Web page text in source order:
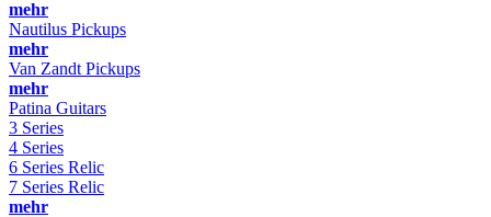
mehr
Nautilus Pickups
mehr
Van Zandt Pickups
mehr
Patina Guitars
3 Series
4 Series
6 Series Relic
7 Series Relic
mehr